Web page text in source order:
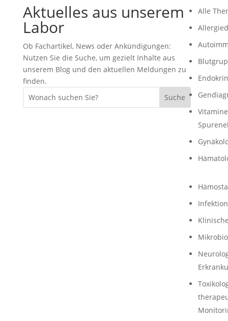
Aktuelles aus unserem
Labor
Ob Fachartikel, News oder Ankündigungen:
Nutzen Sie die Suche, um gezielt Inhalte aus
unserem Blog und den aktuellen Meldungen zu
finden.
Alle